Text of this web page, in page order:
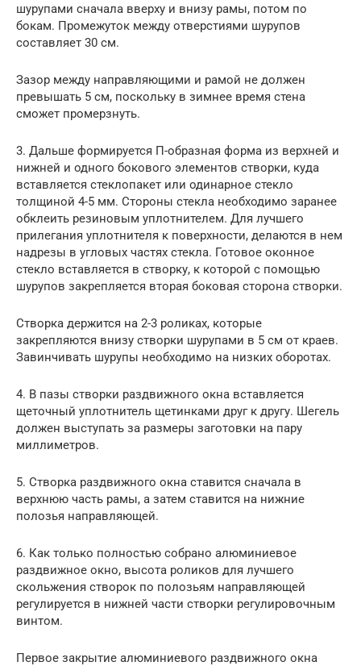
шурупами сначала вверху и внизу рамы, потом по
бокам. Промежуток между отверстиями шурупов
составляет 30 см.
Зазор между направляющими и рамой не должен
превышать 5 см, поскольку в зимнее время стена
сможет промерзнуть.
3. Дальше формируется П-образная форма из верхней и
нижней и одного бокового элементов створки, куда
вставляется стеклопакет или одинарное стекло
толщиной 4-5 мм. Стороны стекла необходимо заранее
обклеить резиновым уплотнителем. Для лучшего
прилегания уплотнителя к поверхности, делаются в нем
надрезы в угловых частях стекла. Готовое оконное
стекло вставляется в створку, к которой с помощью
шурупов закрепляется вторая боковая сторона створки.
Створка держится на 2-3 роликах, которые
закрепляются внизу створки шурупами в 5 см от краев.
Завинчивать шурупы необходимо на низких оборотах.
4. В пазы створки раздвижного окна вставляется
щеточный уплотнитель щетинками друг к другу. Шегель
должен выступать за размеры заготовки на пару
миллиметров.
5. Створка раздвижного окна ставится сначала в
верхнюю часть рамы, а затем ставится на нижние
полозья направляющей.
6. Как только полностью собрано алюминиевое
раздвижное окно, высота роликов для лучшего
скольжения створок по полозьям направляющей
регулируется в нижней части створки регулировочным
винтом.
Первое закрытие алюминиевого раздвижного окна